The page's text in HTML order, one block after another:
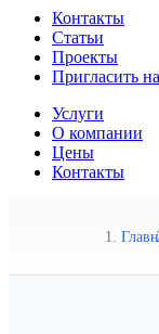
Контакты
Статьи
Проекты
Пригласить
Услуги
О компании
Цены
Контакты